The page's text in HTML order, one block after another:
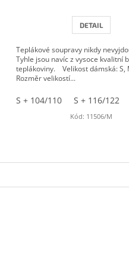
S + 140/146 M + 104/110
DETAIL
Teplákové soupravy nikdy
Tyhle jsou navíc z vysoce kvalitní
teplákoviny. Velikost dámská: S,
Rozměr velikostí...
S + 104/110 S + 116/122
Kód: 11506/M